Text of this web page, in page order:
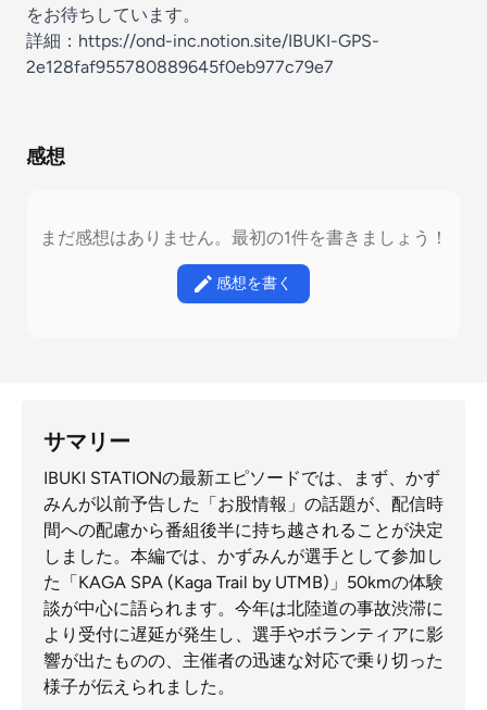
をお待ちしています。
詳細： https://ond-inc.notion.site/IBUKI-GPS-
2e128faf955780889645f0eb977c79e7
感想
まだ感想はありません。最初の1件を書きましょう！
感想を書く
サマリー
IBUKI STATIONの最新エピソードでは、まず、かず
みんが以前予告した「お股情報」の話題が、配信時
間への配慮から番組後半に持ち越されることが決定
しました。本編では、かずみんが選手として参加し
た「KAGA SPA (Kaga Trail by UTMB)」50kmの体験
談が中心に語られます。今年は北陸道の事故渋滞に
より受付に遅延が発生し、選手やボランティアに影
響が出たものの、主催者の迅速な対応で乗り切った
様子が伝えられました。